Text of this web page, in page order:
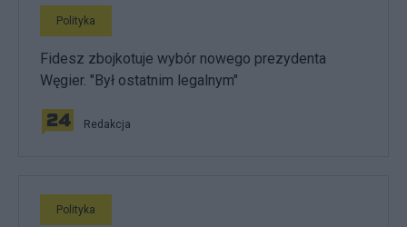
Polityka
Fidesz zbojkotuje wybór nowego prezydenta
Węgier. "Był ostatnim legalnym"
Redakcja
Polityka